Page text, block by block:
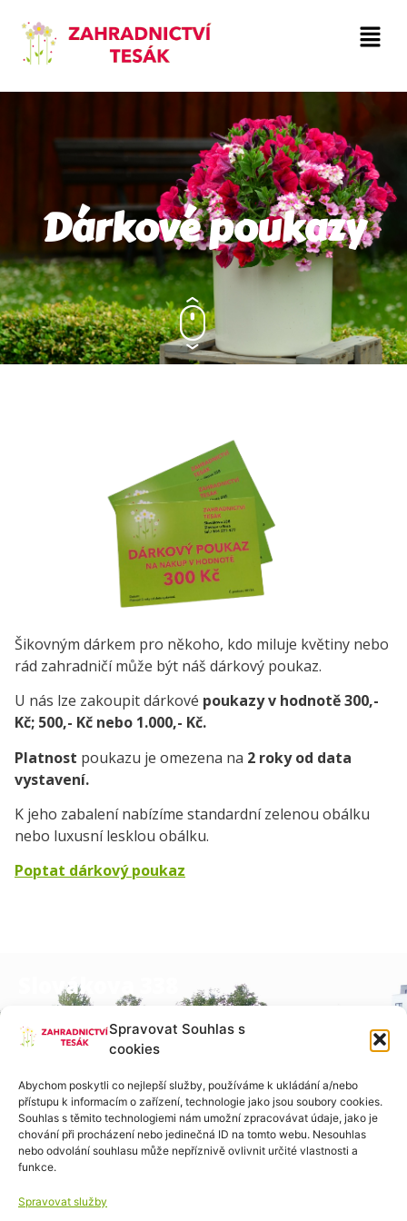
Spravovat Souhlas s
cookies
Abychom poskytli co nejlepší služby, používáme k ukládání a/nebo
přístupu k informacím o zařízení, technologie jako jsou soubory cookies.
Souhlas s těmito technologiemi nám umožní zpracovávat údaje, jako je
chování při procházení nebo jedinečná ID na tomto webu. Nesouhlas
nebo odvolání souhlasu může nepříznivě ovlivnit určité vlastnosti a
funkce.
Spravovat služby
Dárkové poukazy
Šikovným dárkem pro někoho, kdo miluje květiny nebo
rád zahradničí může být náš dárkový poukaz.
U nás lze zakoupit dárkové poukazy v hodnotě 300,-
Kč; 500,- Kč nebo 1.000,- Kč.
Platnost poukazu je omezena na 2 roky od data
vystavení.
K jeho zabalení nabízíme standardní zelenou obálku
nebo luxusní lesklou obálku.
Poptat dárkový poukaz
Slovákova 338
Po-Pa:  8:00 – 12:00
        14:00 – 17:00
sobota: 8:00 – 12:00
neděle: zavřeno